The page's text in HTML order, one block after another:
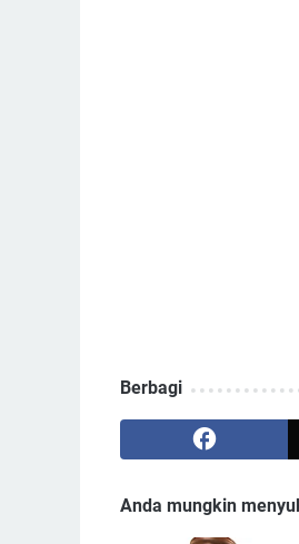
Berbagi
Anda mungkin